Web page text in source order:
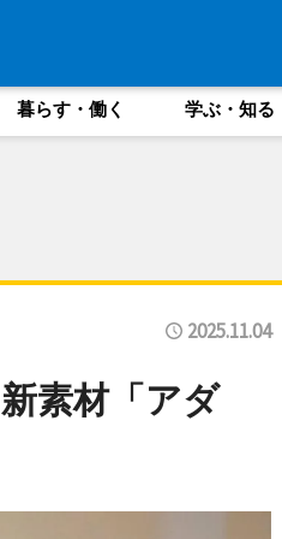
暮らす・働く 学ぶ・知る
2025.11.04
素材「アダ